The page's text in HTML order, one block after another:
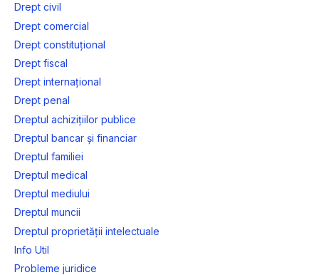
Drept civil
Drept comercial
Drept constituțional
Drept fiscal
Drept internațional
Drept penal
Dreptul achizițiilor publice
Dreptul bancar și financiar
Dreptul familiei
Dreptul medical
Dreptul mediului
Dreptul muncii
Dreptul proprietății intelectuale
Info Util
Probleme juridice